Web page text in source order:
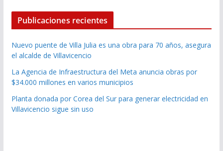
Publicaciones recientes
Nuevo puente de Villa Julia es una obra para 70 años, asegura
el alcalde de Villavicencio
La Agencia de Infraestructura del Meta anuncia obras por
$34.000 millones en varios municipios
Planta donada por Corea del Sur para generar electricidad en
Villavicencio sigue sin uso